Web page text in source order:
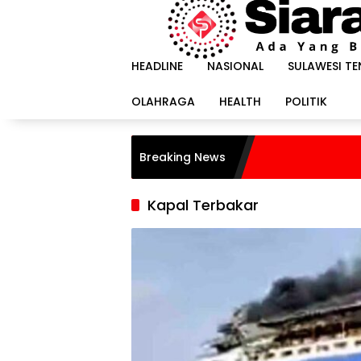
HEADLINE NASIONAL SULAWESI
OLAHRAGA HEALTH POLITIK
Breaking News
Kapal Terbakar